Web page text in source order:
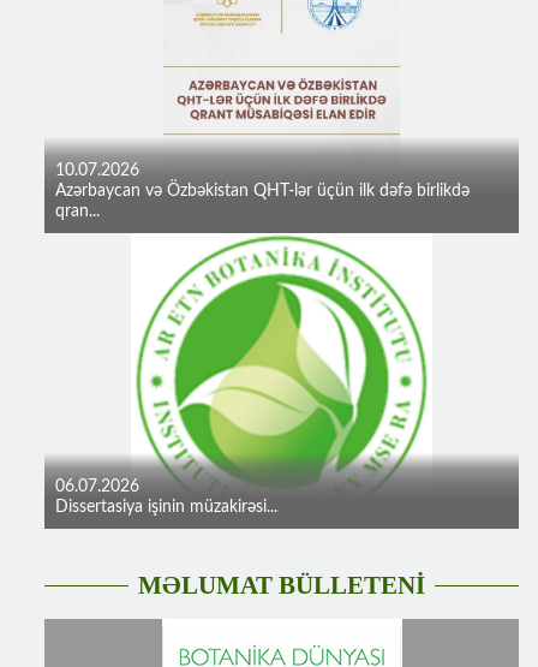
10.07.2026
Azərbaycan və Özbəkistan QHT-lər üçün ilk dəfə birlikdə
qran...
06.07.2026
Dissertasiya işinin müzakirəsi...
MƏLUMAT BÜLLETENİ